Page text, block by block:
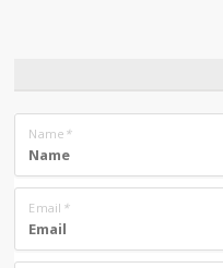
Name *
Email *